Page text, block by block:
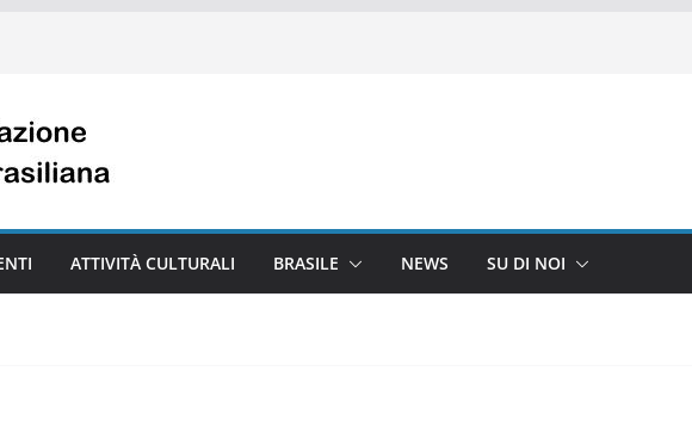
ATTIVITÀ CULTURALI BRASILE NEWS SU DI NOI